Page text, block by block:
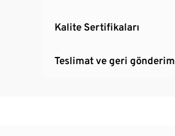
Kalite Sertifikaları
Teslimat ve geri gönderim